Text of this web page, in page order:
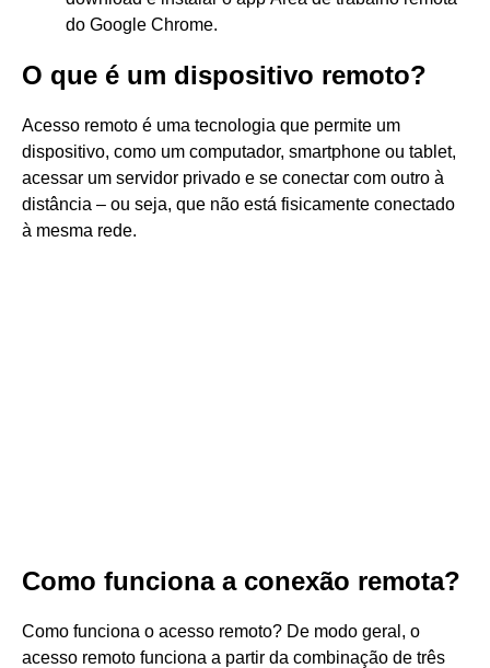
do Google Chrome.
O que é um dispositivo remoto?
Acesso remoto é uma tecnologia que permite um
dispositivo, como um computador, smartphone ou tablet,
acessar um servidor privado e se conectar com outro à
distância – ou seja, que não está fisicamente conectado
à mesma rede.
Como funciona a conexão remota?
Como funciona o acesso remoto? De modo geral, o
acesso remoto funciona a partir da combinação de três